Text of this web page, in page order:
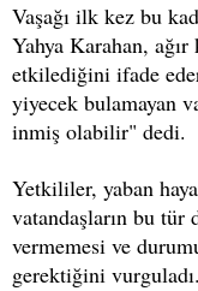
Vaşağı ilk kez bu
Yahya Karahan, ağır
etkilediğini ifade
yiyecek bulamayan
inmiş olabilir" dedi.
Yetkililer, yaban
vatandaşların bu tür
vermemesi ve
gerektiğini vurguladı.